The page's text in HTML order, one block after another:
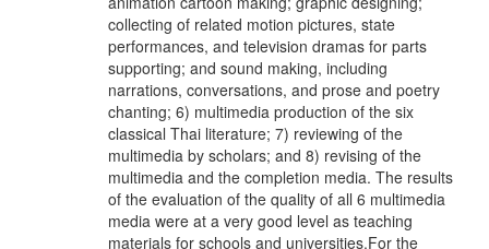
collecting of related motion pictures, state
performances, and television dramas for parts
supporting; and sound making, including
narrations, conversations, and prose and poetry
chanting; 6) multimedia production of the six
classical Thai literature; 7) reviewing of the
multimedia by scholars; and 8) revising of the
multimedia and the completion media. The results
of the evaluation of the quality of all 6 multimedia
media were at a very good level as teaching
materials for schools and universities.For the